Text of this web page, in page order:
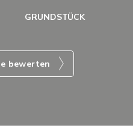
GRUNDSTÜCK
bewerten